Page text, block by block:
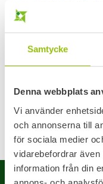
Samtycke
Denna webbplats
Vi använder
och annonserna till
för sociala medier
vidarebefordrar
information från din